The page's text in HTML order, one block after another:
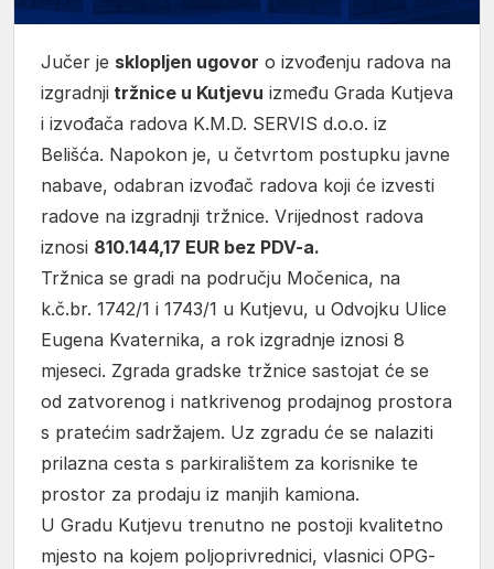
Jučer je sklopljen ugovor o izvođenju radova na
izgradnji tržnice u Kutjevu između Grada Kutjeva
i izvođača radova K.M.D. SERVIS d.o.o. iz
Belišća. Napokon je, u četvrtom postupku javne
nabave, odabran izvođač radova koji će izvesti
radove na izgradnji tržnice. Vrijednost radova
iznosi 810.144,17 EUR bez PDV-a.
Tržnica se gradi na području Močenica, na
k.č.br. 1742/1 i 1743/1 u Kutjevu, u Odvojku Ulice
Eugena Kvaternika, a rok izgradnje iznosi 8
mjeseci. Zgrada gradske tržnice sastojat će se
od zatvorenog i natkrivenog prodajnog prostora
s pratećim sadržajem. Uz zgradu će se nalaziti
prilazna cesta s parkiralištem za korisnike te
prostor za prodaju iz manjih kamiona.
U Gradu Kutjevu trenutno ne postoji kvalitetno
mjesto na kojem poljoprivrednici, vlasnici OPG-